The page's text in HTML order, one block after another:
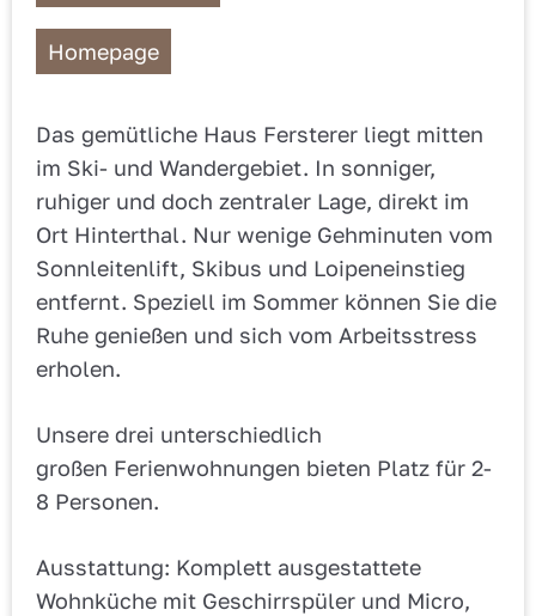
Homepage
Das gemütliche Haus Fersterer liegt mitten
im Ski- und Wandergebiet. In sonniger,
ruhiger und doch zentraler Lage, direkt im
Ort Hinterthal. Nur wenige Gehminuten vom
Sonnleitenlift, Skibus und Loipeneinstieg
entfernt. Speziell im Sommer können Sie die
Ruhe genießen und sich vom Arbeitsstress
erholen.
Unsere drei unterschiedlich
großen Ferienwohnungen bieten Platz für 2-
8 Personen.
Ausstattung: Komplett ausgestattete
Wohnküche mit Geschirrspüler und Micro,